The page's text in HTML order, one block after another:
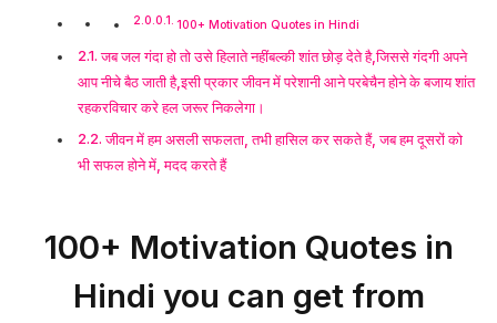
100+ Motivation Quotes in Hindi
जब जल गंदा हो तो उसे हिलाते नहींबल्की शांत छोड़ देते है,जिससे गंदगी अपने
आप नीचे बैठ जाती है,इसी प्रकार जीवन में परेशानी आने परबेचैन होने के बजाय शांत
रहकरविचार करे हल जरूर निकलेगा।
जीवन में हम असली सफलता, तभी हासिल कर सकते हैं, जब हम दूसरों को
भी सफल होने में, मदद करते हैं
100+ Motivation Quotes in
Hindi you can get from